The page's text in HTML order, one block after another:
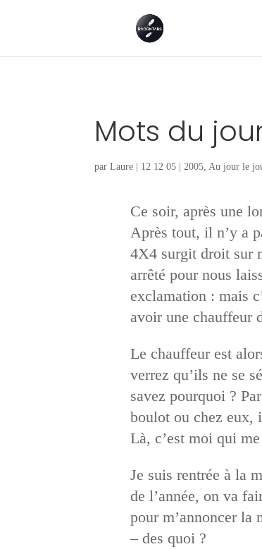
Mots du
parLaure | 12 12 05 | 2005 Au jour le
Ce soir, après une
Après tout, il n’y a
4X4 surgit droit sur
arrêté pour nous
exclamation : mais
avoir une chauffeur
Le chauffeur est
verrez qu’ils ne se
savez pourquoi ?
boulot ou chez eux,
Là, c’est moi qui
Je suis rentrée à la
de l’année, on va
pour m’annoncer
– des quoi ?